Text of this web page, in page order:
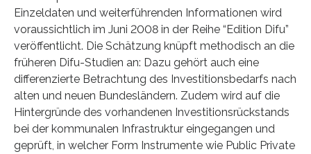
Einzeldaten und weiterführenden Informationen wird
voraussichtlich im Juni 2008 in der Reihe “Edition Difu”
veröffentlicht. Die Schätzung knüpft methodisch an die
früheren Difu-Studien an: Dazu gehört auch eine
differenzierte Betrachtung des Investitionsbedarfs nach
alten und neuen Bundesländern. Zudem wird auf die
Hintergründe des vorhandenen Investitionsrückstands
bei der kommunalen Infrastruktur eingegangen und
geprüft, in welcher Form Instrumente wie Public Private